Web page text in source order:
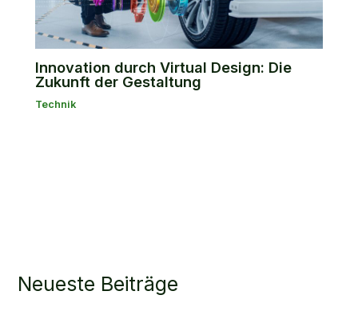
Innovation durch Virtual Design: Die
Zukunft der Gestaltung
Technik
Neueste Beiträge